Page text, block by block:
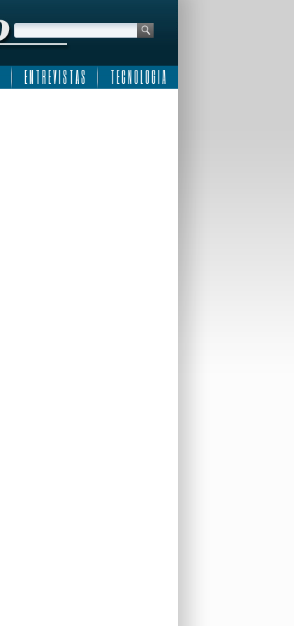
E N T R E V I S T A S T E C N O L O G I A